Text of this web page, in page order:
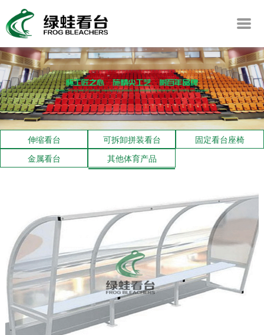
伸缩看台 可拆卸拼装看台
固定看台座椅
金属看台
其他体育产品